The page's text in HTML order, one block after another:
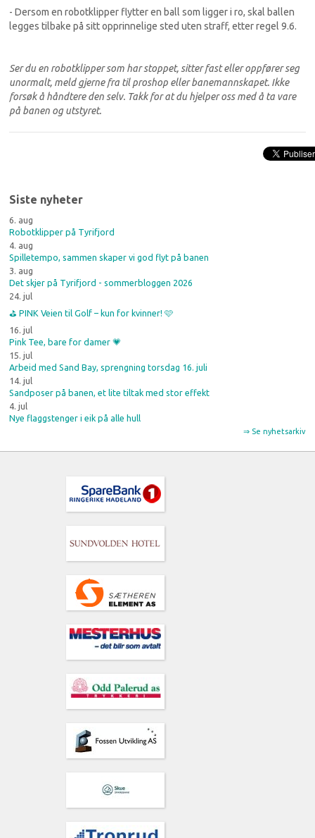
- Dersom en robotklipper flytter en ball som ligger i ro, skal ballen
legges tilbake på sitt opprinnelige sted uten straff, etter regel 9.6.
Ser du en robotklipper som har stoppet, sitter fast eller oppfører seg
unormalt, meld gjerne fra til proshop eller banemannskapet. Ikke
forsøk å håndtere den selv. Takk for at du hjelper oss med å ta vare
på banen og utstyret.
Siste nyheter
6. aug
Robotklipper på Tyrifjord
4. aug
Spilletempo, sammen skaper vi god flyt på banen
3. aug
Det skjer på Tyrifjord - sommerbloggen 2026
24. jul
⛳️ PINK Veien til Golf – kun for kvinner! 🩷
16. jul
Pink Tee, bare for damer 💗
15. jul
Arbeid med Sand Bay, sprengning torsdag 16. juli
14. jul
Sandposer på banen, et lite tiltak med stor effekt
4. jul
Nye flaggstenger i eik på alle hull
⇒ Se nyhetsarkiv